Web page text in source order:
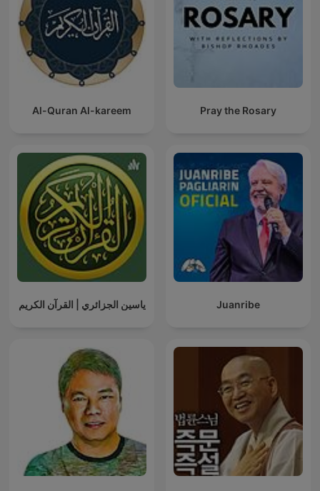
Al-Quran Al-kareem Pray the Rosary
ياسين الجزائري | القرآن الكريم Juanribe